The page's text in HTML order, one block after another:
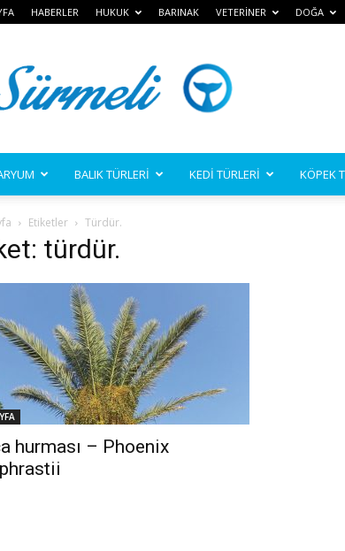
HABERLER HUKUK BARINAK VETERİNER DOĞA
BALIK TÜRLERİ KEDİ TÜRLERİ KÖPEK
Etiketler Türdür.
türdür.
hurması – Phoenix